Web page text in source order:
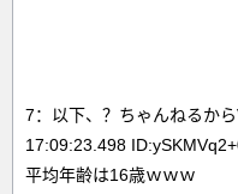
7：以下、？ちゃんねるか
17:09:23.498
平均年齢は16歳ｗｗｗ